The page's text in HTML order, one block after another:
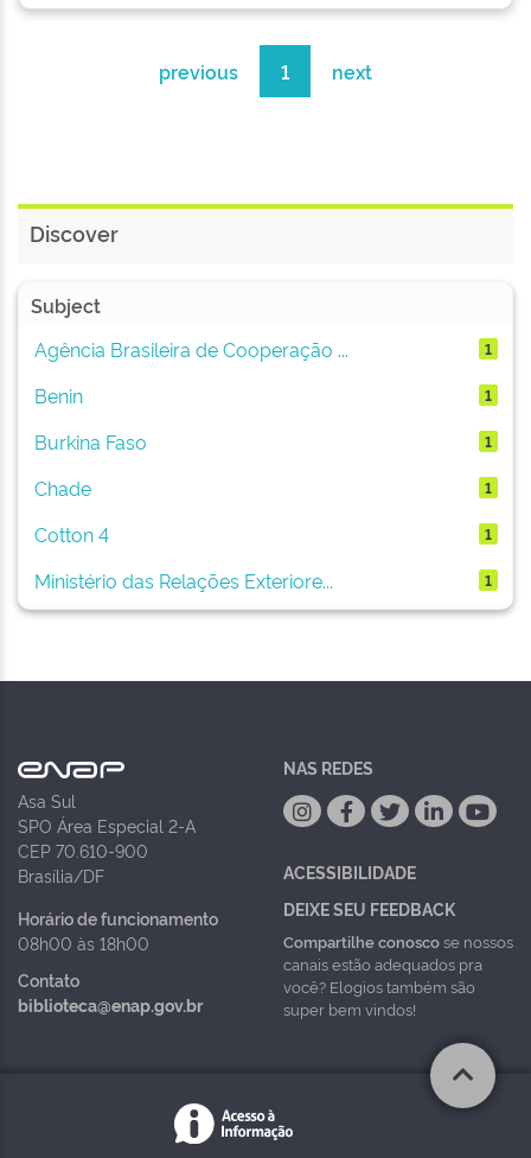
previous 1 next
Discover
Subject
Agência Brasileira de Cooperação ...
1
Benin 1
Burkina Faso 1
Chade 1
Cotton 4 1
Ministério das Relações Exteriore... 1
Asa Sul
SPO Área Especial 2-A
CEP 70.610-900
Brasília/DF
Horário de funcionamento
08h00 às 18h00
Contato
biblioteca@enap.gov.br
NAS REDES
ACESSIBILIDADE
DEIXE SEU FEEDBACK
Compartilhe conoscose nossos
canais estão adequados pra
você? Elogios também são
super bem vindos!